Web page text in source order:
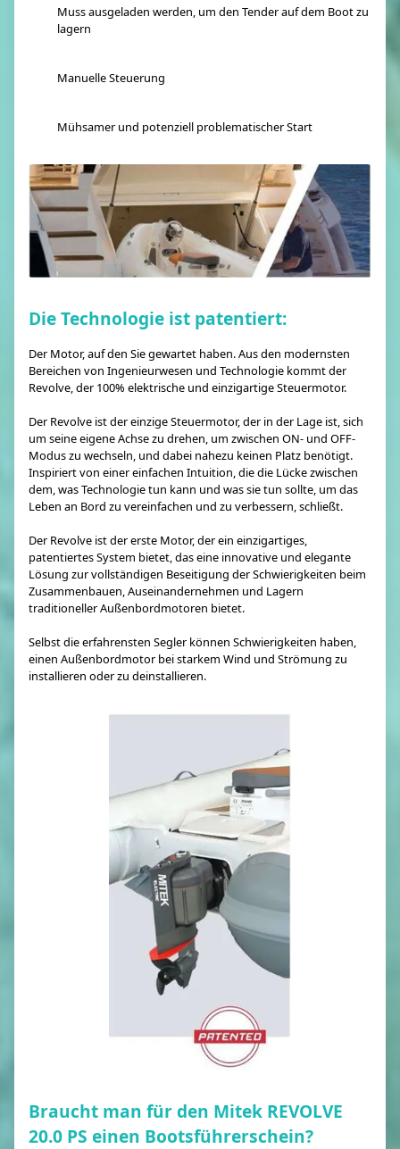
Muss ausgeladen werden, um den Tender auf dem Boot zu
lagern
Manuelle Steuerung
Mühsamer und potenziell problematischer Start
Die Technologie ist patentiert:
Der Motor, auf den Sie gewartet haben. Aus den modernsten
Bereichen von Ingenieurwesen und Technologie kommt der
Revolve, der 100% elektrische und einzigartige Steuermotor.
Der Revolve ist der einzige Steuermotor, der in der Lage ist, sich
um seine eigene Achse zu drehen, um zwischen ON- und OFF-
Modus zu wechseln, und dabei nahezu keinen Platz benötigt.
Inspiriert von einer einfachen Intuition, die die Lücke zwischen
dem, was Technologie tun kann und was sie tun sollte, um das
Leben an Bord zu vereinfachen und zu verbessern, schließt.
Der Revolve ist der erste Motor, der ein einzigartiges,
patentiertes System bietet, das eine innovative und elegante
Lösung zur vollständigen Beseitigung der Schwierigkeiten beim
Zusammenbauen, Auseinandernehmen und Lagern
traditioneller Außenbordmotoren bietet.
Selbst die erfahrensten Segler können Schwierigkeiten haben,
einen Außenbordmotor bei starkem Wind und Strömung zu
installieren oder zu deinstallieren.
Braucht man für den Mitek REVOLVE
20.0 PS einen Bootsführerschein?